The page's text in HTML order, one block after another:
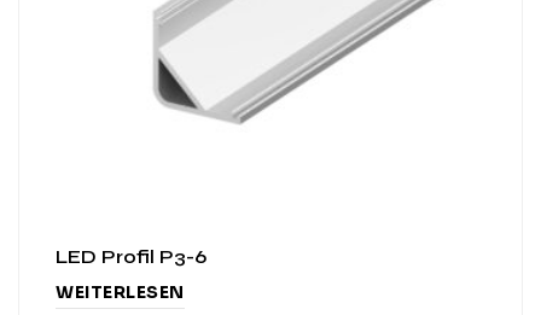
LED Profil P3-6
WEITERLESEN